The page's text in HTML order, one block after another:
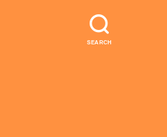
SEARCH